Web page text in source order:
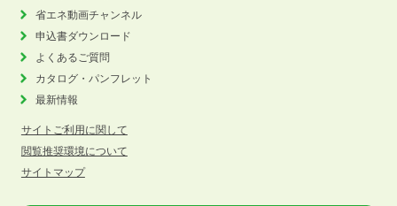
省エネ動画チャンネル
申込書ダウンロード
よくあるご質問
カタログ・パンフレット
最新情報
サイトご利用に関して
閲覧推奨環境について
サイトマップ